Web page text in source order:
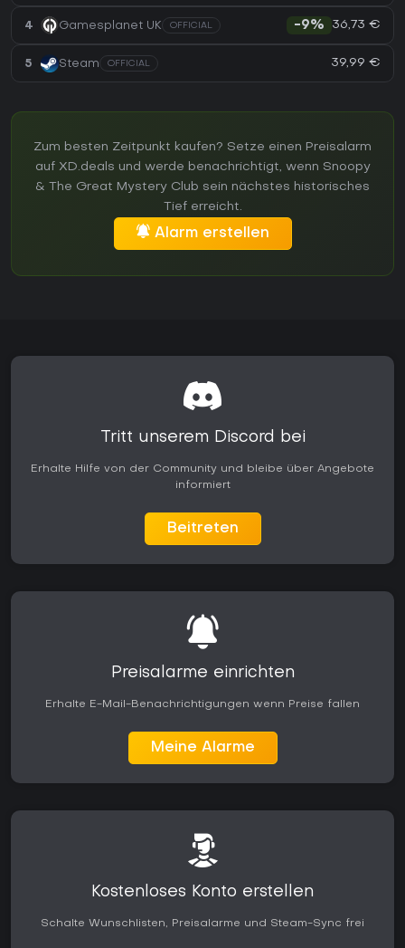
4 Gamesplanet UK OFFICIAL -9% 36,73 €
5 Steam OFFICIAL 39,99 €
Zum besten Zeitpunkt kaufen? Setze einen Preisalarm
auf XD.deals und werde benachrichtigt, wenn Snoopy
& The Great Mystery Club sein nächstes historisches
Tief erreicht.
Alarm erstellen
Tritt unserem Discord bei
Erhalte Hilfe von der Community und bleibe über Angebote
informiert
Beitreten
Preisalarme einrichten
Erhalte E-Mail-Benachrichtigungen wenn Preise fallen
Meine Alarme
Kostenloses Konto erstellen
Schalte Wunschlisten, Preisalarme und Steam-Sync frei